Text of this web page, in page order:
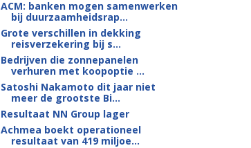
ACM: banken mogen samenwerken
bij duurzaamheidsrap...
Grote verschillen in dekking
reisverzekering bij s...
Bedrijven die zonnepanelen
verhuren met koopoptie ...
Satoshi Nakamoto dit jaar niet
meer de grootste Bi...
Resultaat NN Group lager
Achmea boekt operationeel
resultaat van 419 miljoe...